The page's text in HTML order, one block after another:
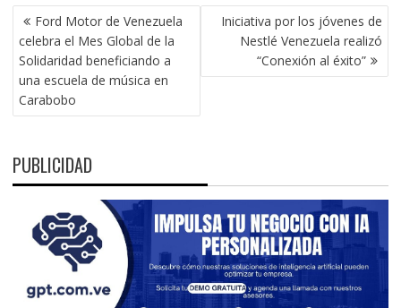
NAVEGACIÓN
DE
ENTRADAS
Ford Motor de Venezuela
celebra el Mes Global de la
Solidaridad beneficiando a
una escuela de música en
Carabobo
Iniciativa por los jóvenes de
Nestlé Venezuela realizó
“Conexión al éxito”
PUBLICIDAD